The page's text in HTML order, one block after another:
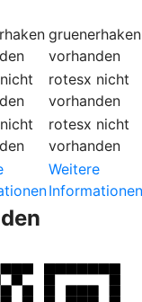
gruenerhaken
vorhanden
nicht
rotesx nicht
vorhanden
nicht
rotesx nicht
vorhanden
Weitere
Informationen